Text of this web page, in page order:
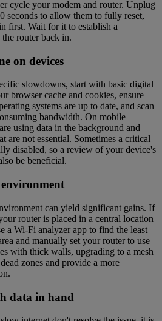
cycle your modem and router. Unplug
seconds to allow them to fully reset,
first. Wait for it to establish a
router back in.
on devices
slowdowns, start with basic digital
browser cache and cookies, ensure
systems are up to date, and scan
bandwidth. On mobile
using data in the background and
are not essential. Sometimes a critical
disabled, so a review of your device's
be beneficial.
can yield significant gains. If
router is placed in a central location
a Wi-Fi analyzer app to find the least
and manually set your router to use
with thick walls, upgrading to a mesh
zones and provide a more
data in hand